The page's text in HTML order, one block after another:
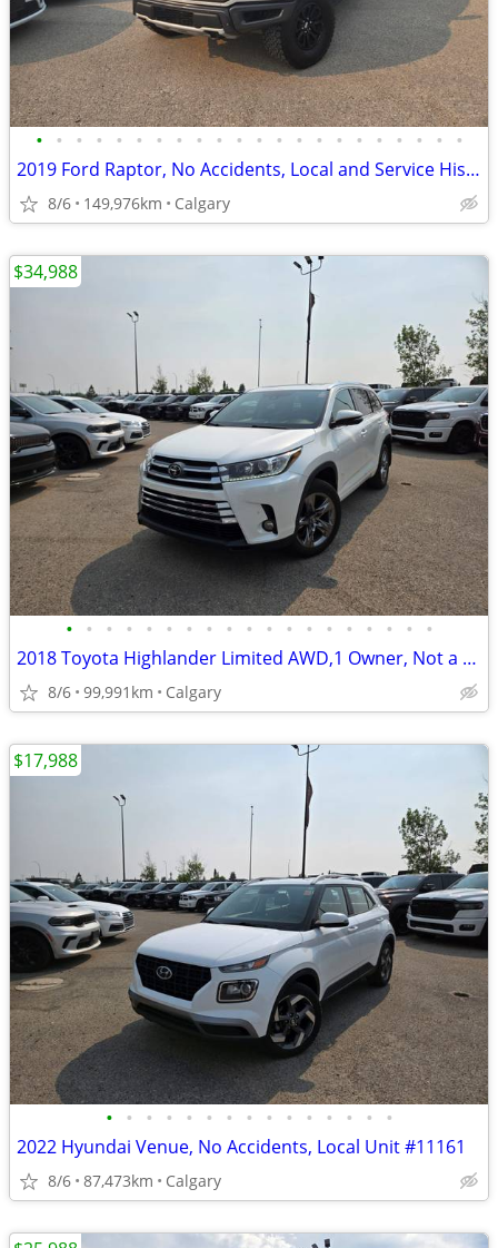
• • • • • • • • • • • • • • • • • • • • • •
2019 Ford Raptor, No Accidents, Local and Service History #260573B
8/6 149,976km Calgary
• • • • • • • • • • • • • • • • • • •
2018 Toyota Highlander Limited AWD,1 Owner, Not a rebuild,Local #11162
8/6 99,991km Calgary
$34,988
• • • • • • • • • • • • • • •
2022 Hyundai Venue, No Accidents, Local Unit #11161
8/6 87,473km Calgary
$17,988